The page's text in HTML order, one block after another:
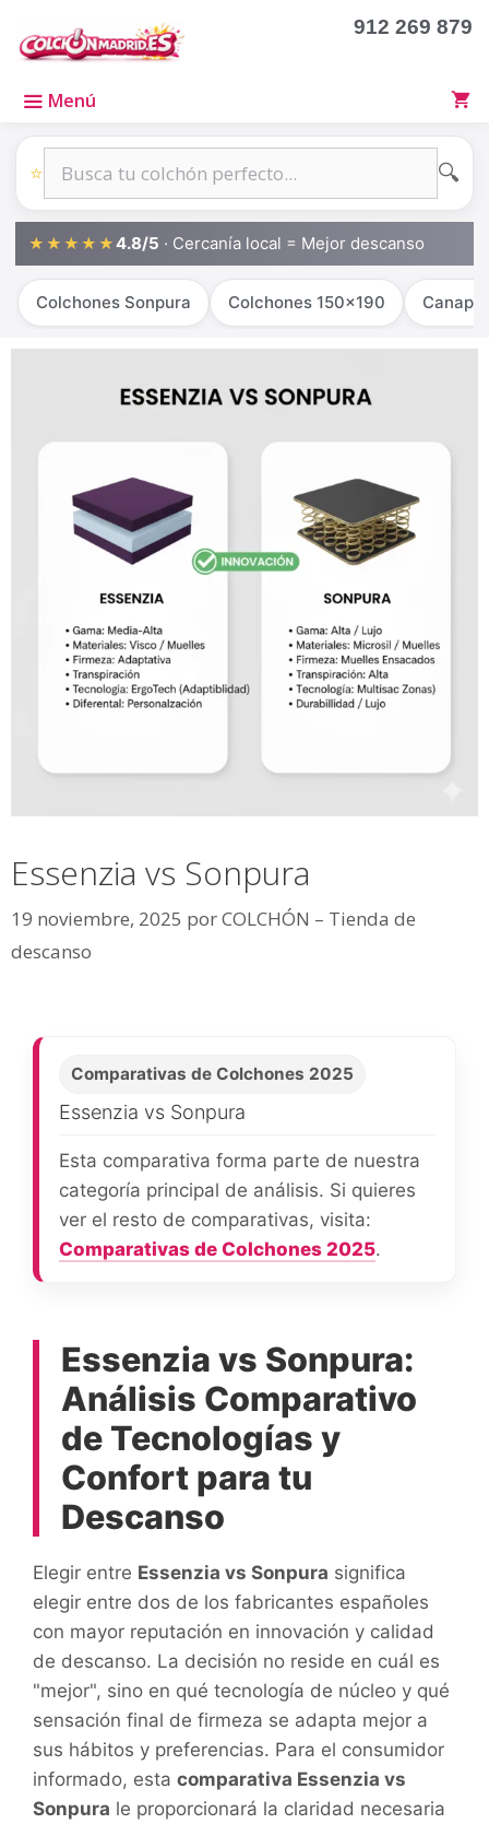
912 269 879
Menú
⭐ 🔍
★★★★★4.8/5 · Cercanía local = Mejor descanso
Colchones Sonpura Colchones 150x190
Essenzia vs Sonpura
19 noviembre, 2025 porCOLCHÓN – Tienda de
descanso
Comparativas de Colchones 2025
Essenzia vs Sonpura
Esta comparativa forma parte de nuestra
categoría principal de análisis. Si quieres
ver el resto de comparativas, visita:
Comparativas de Colchones 2025.
Essenzia vs Sonpura:
Análisis Comparativo
de Tecnologías y
Confort para tu
Descanso
Elegir entre Essenzia vs Sonpura significa
elegir entre dos de los fabricantes españoles
con mayor reputación en innovación y calidad
de descanso. La decisión no reside en cuál es
"mejor", sino en qué tecnología de núcleo y qué
sensación final de firmeza se adapta mejor a
sus hábitos y preferencias. Para el consumidor
informado, esta comparativa Essenzia vs
Sonpura le proporcionará la claridad necesaria